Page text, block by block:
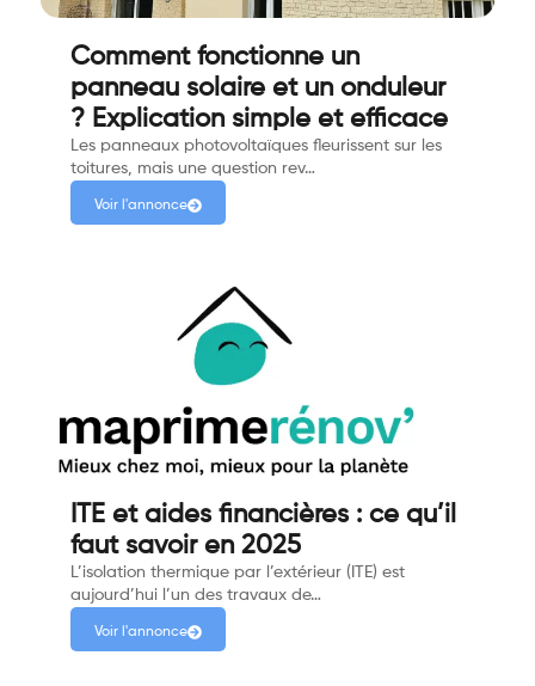
Comment fonctionne un
panneau solaire et un onduleur
? Explication simple et efficace
Les panneaux photovoltaïques fleurissent sur les
toitures, mais une question rev…
Voir l'annonce
ITE et aides financières : ce qu’il
faut savoir en 2025
L’isolation thermique par l’extérieur (ITE) est
aujourd’hui l’un des travaux de…
Voir l'annonce